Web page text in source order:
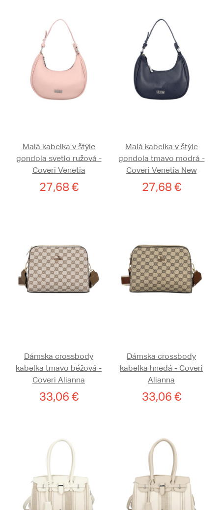
Malá kabelka v štýle
gondola svetlo ružová -
Coveri Venetia
27,68 €
Malá kabelka v štýle
gondola tmavo modrá -
Coveri Venetia New
27,68 €
Dámska crossbody
kabelka tmavo béžová -
Coveri Alianna
33,06 €
Dámska crossbody
kabelka hnedá - Coveri
Alianna
33,06 €